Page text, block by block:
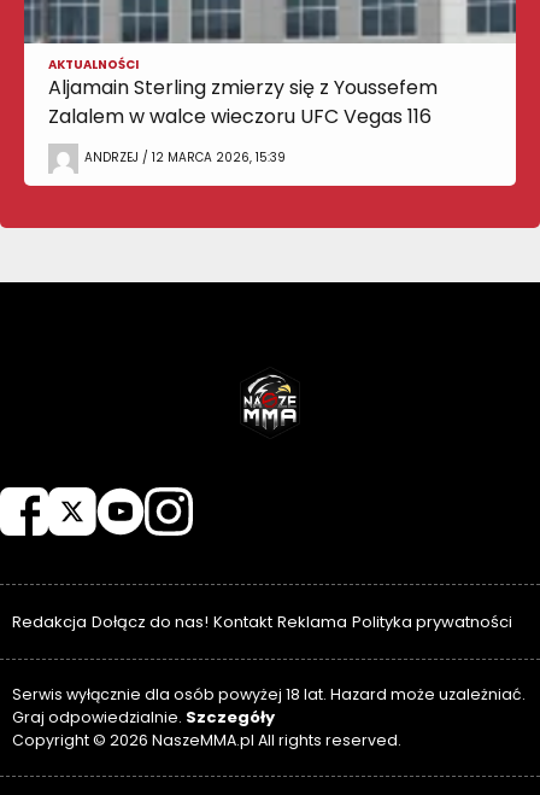
AKTUALNOŚCI
Aljamain Sterling zmierzy się z Youssefem
Zalalem w walce wieczoru UFC Vegas 116
ANDRZEJ / 12 MARCA 2026, 15:39
Redakcja Dołącz do nas! Kontakt Reklama Polityka prywatności
Serwis wyłącznie dla osób powyżej 18 lat. Hazard może uzależniać.
Graj odpowiedzialnie. Szczegóły
Copyright © 2026 NaszeMMA.pl All rights reserved.